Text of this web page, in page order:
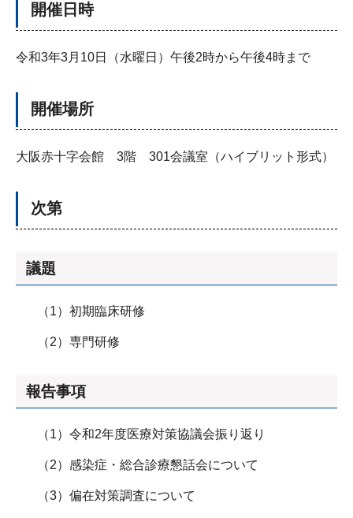
開催日時
令和3年3月10日（水曜日）午後2時から午後4時まで
開催場所
大阪赤十字会館 3階 301会議室（ハイブリット形式）
次第
議題
（1）初期臨床研修
（2）専門研修
報告事項
（1）令和2年度医療対策協議会振り返り
（2）感染症・総合診療懇話会について
（3）偏在対策調査について